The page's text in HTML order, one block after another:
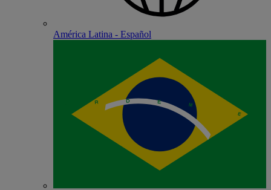
América Latina - Español